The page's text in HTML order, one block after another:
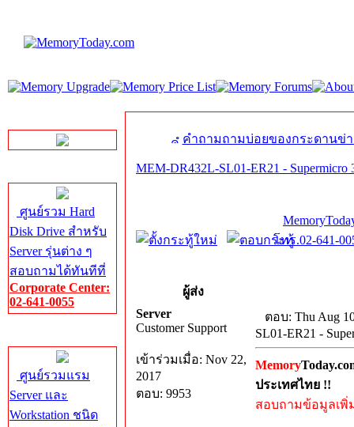
ศูนย์รวม Hard
Disk Drive สำหรับ
Server รุ่นต่าง ๆ
สอบถามได้ทันทีที่
Corporate Center:
02-641-0055
ศูนย์รวมแรม
Server และ
Workstation ชนิด
คำถามถามบ่อยของกระดานข่
MEM-DR432L-SL01-ER21 -
โทร.02-641-
ผู้ส่ง
Server
Customer Support
เข้าร่วมเมื่อ: Nov 22,
2017
ตอบ: 9953
ตอบ: Thu Aug
SL01-ER21 -
Memory
ประเทศไทย !!
สอบถามข้อมูลเพิ่